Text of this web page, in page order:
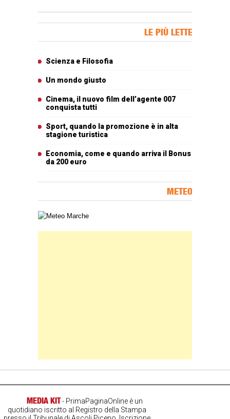
LE PIÙ LETTE
Scienza e Filosofia
Un mondo giusto
Cinema, il nuovo film dell’agente 007
conquista tutti
Sport, quando la promozione è in alta
stagione turistica
Economia, come e quando arriva il Bonus
da 200 euro
METEO
Carta meteorologica delle Marche
MEDIA KIT- PrimaPaginaOnline è un
quotidiano iscritto al Registro della Stampa